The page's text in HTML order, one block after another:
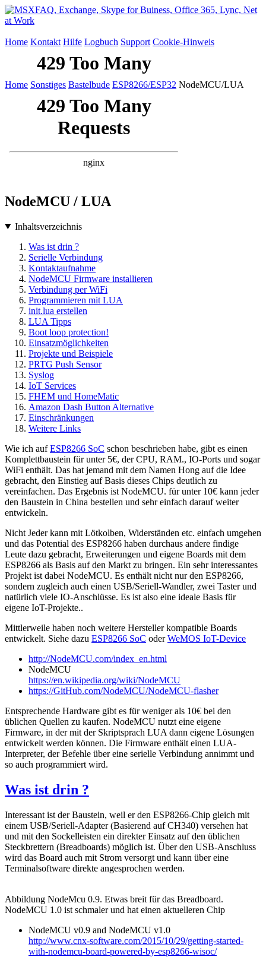
Home Kontakt Hilfe Logbuch Support Cookie-Hinweis
Home Sonstiges Bastelbude ESP8266/ESP32 NodeMCU/LUA
NodeMCU / LUA
Inhaltsverzeichnis
Was ist drin ?
Serielle Verbindung
Kontaktaufnahme
NodeMCU Firmware installieren
Verbindung per WiFi
Programmieren mit LUA
init.lua erstellen
LUA Tipps
Boot loop protection!
Einsatzmöglichkeiten
Projekte und Beispiele
PRTG Push Sensor
Syslog
IoT Services
FHEM und HomeMatic
Amazon Dash Button Alternative
Einschränkungen
Weitere Links
Wie ich aufESP8266 SoC schon beschrieben habe, gibt es einen
Komplettbaustein für unter 5€, der CPU, RAM., IO-Ports und sogar
WiFi enthält. Das hat jemand mit dem Namen Hong auf die Idee
gebracht, den Einstieg auf Basis dieses Chips deutlich zu
vereinfachen. Das Ergebnis ist NodeMCU. für unter 10€ kann jeder
den Baustein in China bestellen und sehr einfach darauf weiter
entwickeln.
Nicht Jeder kann mit Lötkolben, Widerständen etc. einfach umgehen
und das Potential des ESP8266 haben durchaus andere findige
Leute dazu gebracht, Erweiterungen und eigene Boards mit dem
ESP8266 als Basis auf den Markt zu bringen. Ein sehr interessantes
Projekt ist dabei NodeMCU. Es enthält nicht nur den ESP8266,
sondern zugleich auch einen USB/Seriell-Wandler, zwei Taster und
natürlich viele IO-Anschlüsse. Es ist also eine ideale Basis für
eigene IoT-Projekte..
Mittlerweile haben noch weitere Hersteller kompatible Boards
entwickelt. Siehe dazu ESP8266 SoC oderWeMOS IoT-Device
http://NodeMCU.com/index_en.html
NodeMCU
https://en.wikipedia.org/wiki/NodeMCU
https://GitHub.com/NodeMCU/NodeMCU-flasher
Entsprechende Hardware gibt es für weniger als 10€ bei den
üblichen Quellen zu kaufen. NodeMCU nutzt eine eigene
Firmware, in der mit der Skriptsprach LUA dann eigene Lösungen
entwickelt werden können. Die Firmware enthält einen LUA-
Interpreter, der Befehle über eine serielle Verbindung annimmt und
so auch programmiert wird.
Was ist drin ?
Interessant ist der Baustein, weil er den ESP8266-Chip gleich mit
einem USB/Seriell-Adapter (Basierend auf CH340) versehen hat
und mit den Sockelleisten ein direkter Einsatz auf den üblichen
Steckbrettern (Breadboards) möglich ist. Über den USB-Anschluss
wird das Board auch mit Strom versorgt und kann über eine
Terminalsoftware direkte angesprochen werden.
Abbildung NodeMcu 0.9. Etwas breit für das Breadboard.
NodeMCU 1.0 ist schmaler und hat einen aktuelleren Chip
NodeMCU v0.9 and NodeMCU v1.0
http://www.cnx-software.com/2015/10/29/getting-started-
with-nodemcu-board-powered-by-esp8266-wisoc/